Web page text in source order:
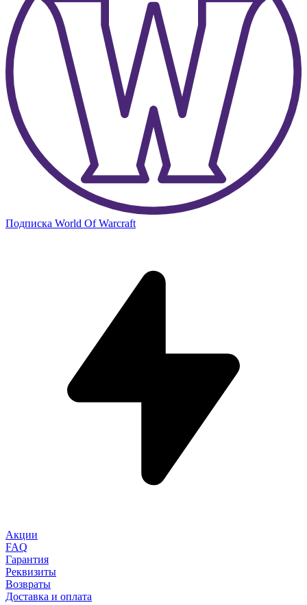
Подписка World Of Warcraft
Акции
FAQ
Гарантия
Реквизиты
Возвраты
Доставка и оплата